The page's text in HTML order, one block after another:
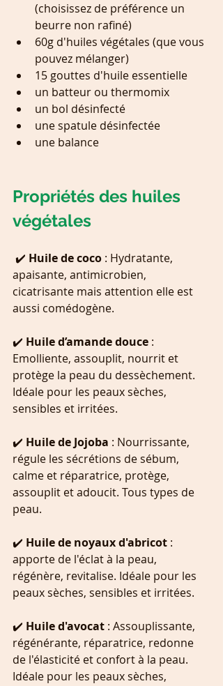
(choisissez de préférence un
beurre non rafiné)
60g d'huiles végétales (que vous
pouvez mélanger)
15 gouttes d'huile essentielle
un batteur ou thermomix
un bol désinfecté
une spatule désinfectée
une balance
Propriétés des huiles
végétales
✔️ Huile de coco : Hydratante,
apaisante, antimicrobien,
cicatrisante mais attention elle est
aussi comédogène.
✔️ Huile d’amande douce :
Emolliente, assouplit, nourrit et
protège la peau du dessèchement.
Idéale pour les peaux sèches,
sensibles et irritées.
✔️ Huile de Jojoba : Nourrissante,
régule les sécrétions de sébum,
calme et réparatrice, protège,
assouplit et adoucit. Tous types de
peau.
✔️ Huile de noyaux d'abricot :
apporte de l'éclat à la peau,
régénère, revitalise. Idéale pour les
peaux sèches, sensibles et irritées.
✔️ Huile d'avocat : Assouplissante,
régénérante, réparatrice, redonne
de l'élasticité et confort à la peau.
Idéale pour les peaux sèches,